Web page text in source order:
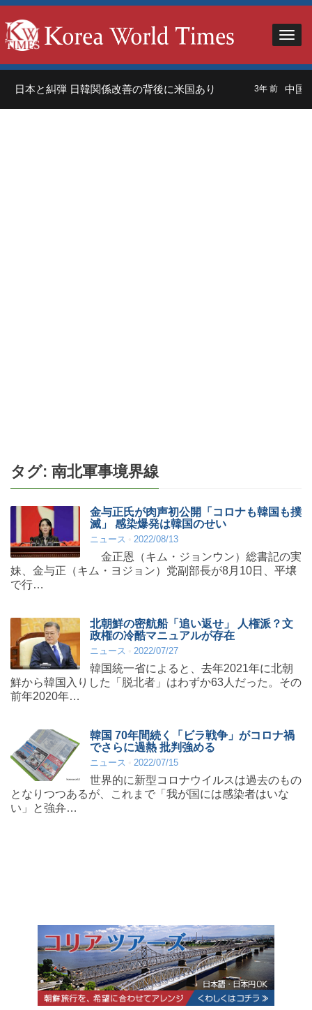
日本と糾弾 日韓関係改善の背後に米国あり 3年 前 中国人
タグ: 南北軍事境界線
金与正氏が肉声初公開「コロナも韓国も撲
滅」 感染爆発は韓国のせい
ニュース 2022/08/13
金正恩（キム・ジョンウン）総書記の実
妹、金与正（キム・ヨジョン）党副部長が8月10日、平壌
で行…
北朝鮮の密航船「追い返せ」 人権派？文
政権の冷酷マニュアルが存在
ニュース 2022/07/27
韓国統一省によると、去年2021年に北朝
鮮から韓国入りした「脱北者」はわずか63人だった。その
前年2020年…
韓国 70年間続く「ビラ戦争」がコロナ禍
でさらに過熱 批判強める
ニュース 2022/07/15
世界的に新型コロナウイルスは過去のもの
となりつつあるが、これまで「我が国には感染者はいな
い」と強弁…